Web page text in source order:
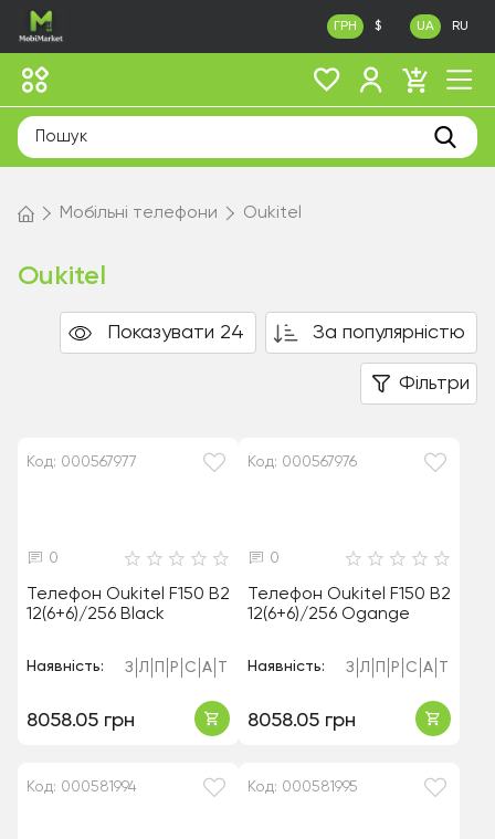
ГРН $ UA RU
Мобільні телефони Oukitel
Oukitel
Показувати 24 За популярністю
Фільтри
Код: 000567977
0
Телефон Oukitel F150 B2
12(6+6)/256 Black
Наявність: З Л Р С А
8058.05 грн
Код: 000567976
0
Телефон Oukitel F150 B2
12(6+6)/256 Ogange
Наявність: З Л Р С А
8058.05 грн
Код: 000581994 Код: 000581995